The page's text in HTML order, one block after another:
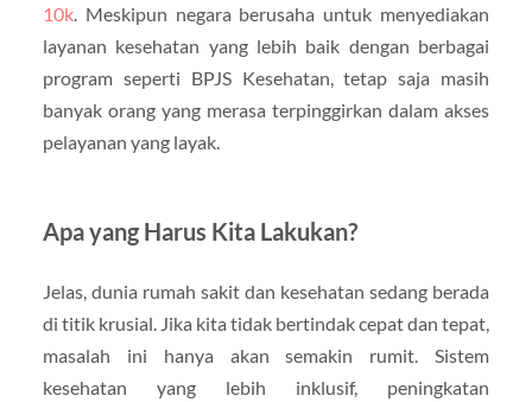
10k. Meskipun negara berusaha untuk menyediakan
layanan kesehatan yang lebih baik dengan berbagai
program seperti BPJS Kesehatan, tetap saja masih
banyak orang yang merasa terpinggirkan dalam akses
pelayanan yang layak.
Apa yang Harus Kita Lakukan?
Jelas, dunia rumah sakit dan kesehatan sedang berada
di titik krusial. Jika kita tidak bertindak cepat dan tepat,
masalah ini hanya akan semakin rumit. Sistem
kesehatan yang lebih inklusif, peningkatan